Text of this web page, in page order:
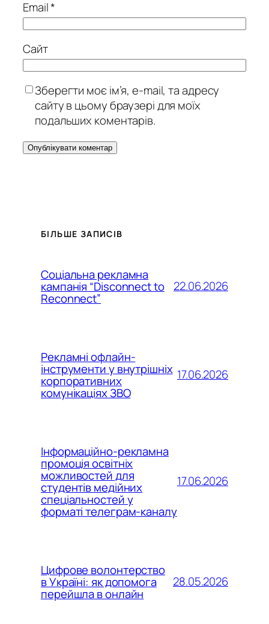
Email*
Сайт
Зберегти моє ім’я, e-mail, та адресу
сайту в цьому браузері для моїх
подальших коментарів.
БІЛЬШЕ ЗАПИСІВ
Соціальна рекламна
кампанія “Disconnect to
Reconnect”
22.06.2026
Рекламні офлайн-
інструменти у внутрішніх
корпоративних
комунікаціях ЗВО
17.06.2026
Інформаційно-рекламна
промоція освітніх
можливостей для
студентів медійних
спеціальностей у
форматі телеграм-каналу
17.06.2026
Цифрове волонтерство
в Україні: як допомога
перейшла в онлайн
28.05.2026